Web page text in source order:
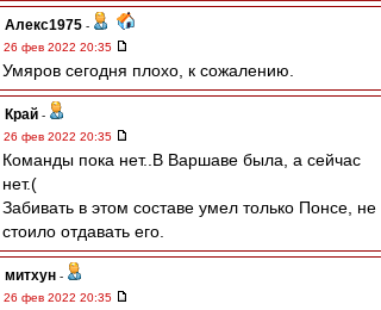
Алекс1975 -
26 фев 2022 20:35
Умяров сегодня плохо, к сожалению.
Край -
26 фев 2022 20:35
Команды пока нет..В Варшаве была, а сейчас
нет.(
Забивать в этом составе умел только Понсе, не
стоило отдавать его.
митхун -
26 фев 2022 20:35